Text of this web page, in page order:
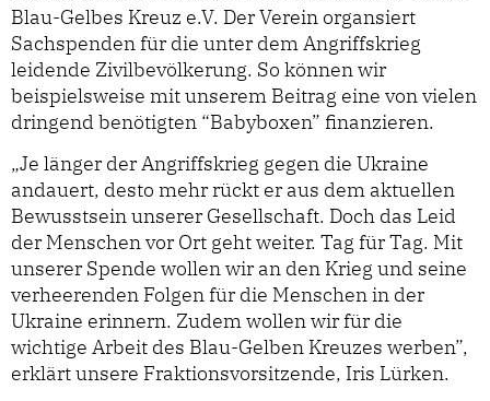
Blau-Gelbes Kreuz e.V. Der Verein organsiert
Sachspenden für die unter dem Angriffskrieg
leidende Zivilbevölkerung. So können wir
beispielsweise mit unserem Beitrag eine von vielen
dringend benötigten “Babyboxen” finanzieren.
„Je länger der Angriffskrieg gegen die Ukraine
andauert, desto mehr rückt er aus dem aktuellen
Bewusstsein unserer Gesellschaft. Doch das Leid
der Menschen vor Ort geht weiter. Tag für Tag. Mit
unserer Spende wollen wir an den Krieg und seine
verheerenden Folgen für die Menschen in der
Ukraine erinnern. Zudem wollen wir für die
wichtige Arbeit des Blau-Gelben Kreuzes werben”,
erklärt unsere Fraktionsvorsitzende, Iris Lürken.